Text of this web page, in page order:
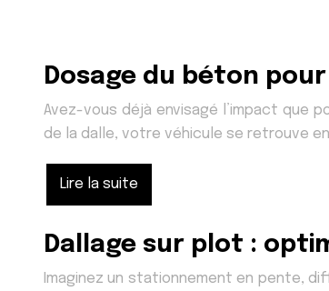
Dosage du béton
Avez-vous déjà envisagé l’impact que
de la dalle, votre véhicule se retrouve
Lire la suite
Dallage sur plot :
Imaginez un stationnement en pente,